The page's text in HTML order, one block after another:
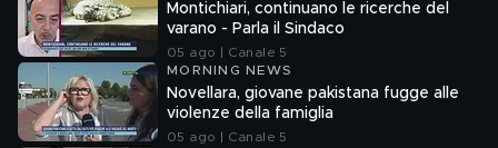
Montichiari, continuano le ricerche del
varano - Parla il Sindaco
05 ago | Canale 5
MORNING NEWS
Novellara, giovane pakistana fugge alle
violenze della famiglia
05 ago | Canale 5